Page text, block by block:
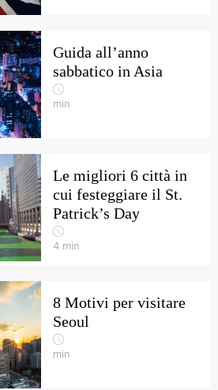
Guida all’anno
sabbatico in Asia
min
Le migliori 6 città in
cui festeggiare il St.
Patrick’s Day
4 min
8 Motivi per visitare
Seoul
min